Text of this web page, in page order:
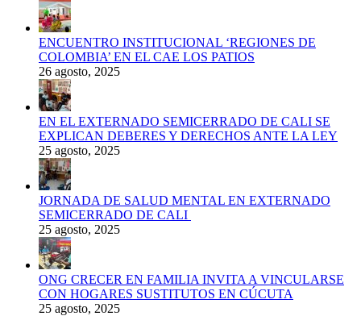
ENCUENTRO INSTITUCIONAL ‘REGIONES DE
COLOMBIA’ EN EL CAE LOS PATIOS
26 agosto, 2025
EN EL EXTERNADO SEMICERRADO DE CALI SE
EXPLICAN DEBERES Y DERECHOS ANTE LA LEY
25 agosto, 2025
JORNADA DE SALUD MENTAL EN EXTERNADO
SEMICERRADO DE CALI
25 agosto, 2025
ONG CRECER EN FAMILIA INVITA A VINCULARSE
CON HOGARES SUSTITUTOS EN CÚCUTA
25 agosto, 2025